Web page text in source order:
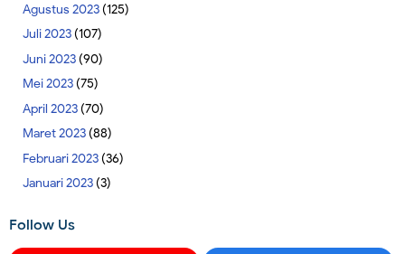
Agustus 2023(125)
Juli 2023(107)
Juni 2023(90)
Mei 2023(75)
April 2023(70)
Maret 2023(88)
Februari 2023(36)
Januari 2023(3)
Follow Us